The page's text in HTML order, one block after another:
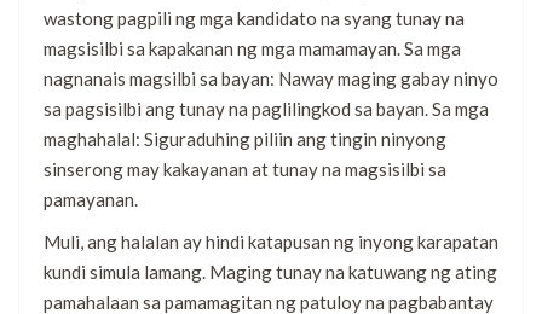
wastong pagpili ng mga kandidato na syang tunay na
magsisilbi sa kapakanan ng mga mamamayan. Sa mga
nagnanais magsilbi sa bayan: Naway maging gabay ninyo
sa pagsisilbi ang tunay na paglilingkod sa bayan. Sa mga
maghahalal: Siguraduhing piliin ang tingin ninyong
sinserong may kakayanan at tunay na magsisilbi sa
pamayanan.
Muli, ang halalan ay hindi katapusan ng inyong karapatan
kundi simula lamang. Maging tunay na katuwang ng ating
pamahalaan sa pamamagitan ng patuloy na pagbabantay